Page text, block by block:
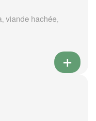
viande hachée,